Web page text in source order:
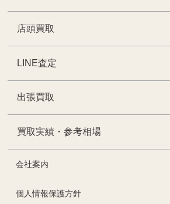
店頭買取
LINE査定
出張買取
買取実績・参考相場
会社案内
個人情報保護方針